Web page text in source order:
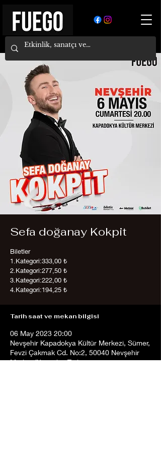
Sefa doğanay Kokpit
Biletler
1.Kategori:333,00 ₺
2.Kategori:277,50 ₺
3.Kategori:222,00 ₺
4.Kategori:194,25 ₺
Tarih saat ve mekan bilgisi
06 May 2023 20:00
Nevşehir Kapadokya Kültür Merkezi, Sümer,
Fevzi Çakmak Cd. No:2, 50040 Nevşehir
Merkez/Nevşehir, Türkiye